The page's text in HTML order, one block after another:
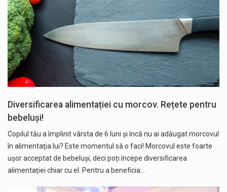
Diversificarea alimentației cu morcov. Rețete pentru
bebeluși!
Copilul tău a împlinit vârsta de 6 luni şi încă nu ai adăugat morcovul
în alimentaţia lui? Este momentul să o faci! Morcovul este foarte
ușor acceptat de bebeluși, deci poți începe diversificarea
alimentației chiar cu el. Pentru a beneficia…